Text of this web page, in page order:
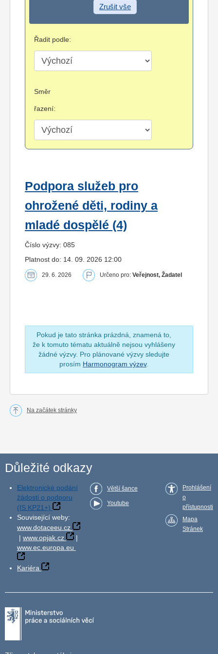
Zrušit vše
Řadit podle:
Směr
řazení:
Podpora služeb pro
ohrožené děti, rodiny a
mladé dospělé (4)
Číslo výzvy: 085
Platnost do: 14. 09. 2026 12:00
29. 6. 2026 Určeno pro: Veřejnost, Žadatel
Pokud je tato stránka prázdná, znamená to,
že k tomuto tématu aktuálně nejsou vyhlášeny
žádné výzvy. Pro plánované výzvy sledujte
prosím Harmonogram výzev.
Na začátek stránky
Důležité odkazy
Elektronické podání
žádosti o podporu
(IS KP21+)
Související weby:
www.dotaceeu.cz
| www.opjak.cz
|
www.ec.europa.eu
Kariéra
Větší šance
Youtube
Prohlášení
o
přístupnosti
Mapa
Stránek